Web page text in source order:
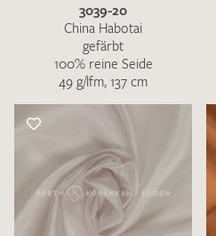
3039-20
China Habotai
gefärbt
100% reine Seide
49 g/lfm, 137 cm